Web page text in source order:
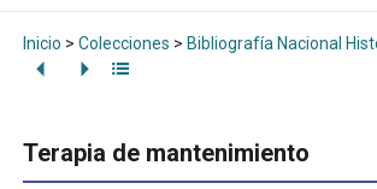
Inicio > Colecciones > Bibliografía Nacional
Terapia de mantenimiento